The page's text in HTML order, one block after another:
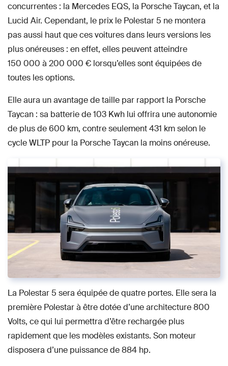
concurrentes : la Mercedes EQS, la Porsche Taycan, et la
Lucid Air. Cependant, le prix le Polestar 5 ne montera
pas aussi haut que ces voitures dans leurs versions les
plus onéreuses : en effet, elles peuvent atteindre
150 000 à 200 000 € lorsqu’elles sont équipées de
toutes les options.
Elle aura un avantage de taille par rapport la Porsche
Taycan : sa batterie de 103 Kwh lui offrira une autonomie
de plus de 600 km, contre seulement 431 km selon le
cycle WLTP pour la Porsche Taycan la moins onéreuse.
La Polestar 5 sera équipée de quatre portes. Elle sera la
première Polestar à être dotée d’une architecture 800
Volts, ce qui lui permettra d’être rechargée plus
rapidement que les modèles existants. Son moteur
disposera d’une puissance de 884 hp.